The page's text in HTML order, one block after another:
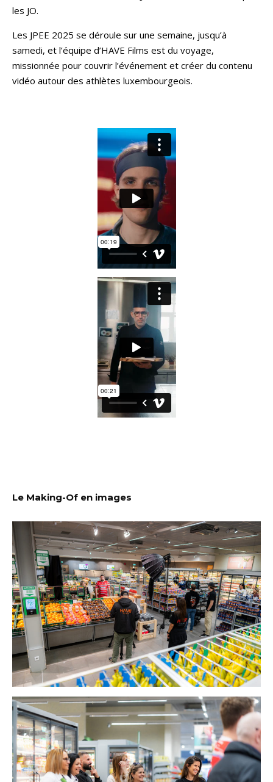
les JO.
Les JPEE 2025 se déroule sur une semaine, jusqu’à
samedi, et l’équipe d’HAVE Films est du voyage,
missionnée pour couvrir l’événement et créer du contenu
vidéo autour des athlètes luxembourgeois.
Le Making-Of en images